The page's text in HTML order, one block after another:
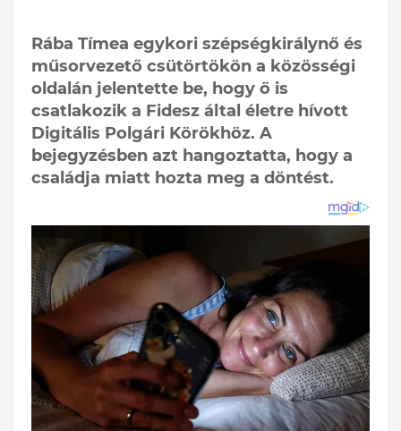
Rába Tímea egykori szépségkirálynő és
műsorvezető csütörtökön a közösségi
oldalán jelentette be, hogy ő is
csatlakozik a Fidesz által életre hívott
Digitális Polgári Körökhöz. A
bejegyzésben azt hangoztatta, hogy a
családja miatt hozta meg a döntést.